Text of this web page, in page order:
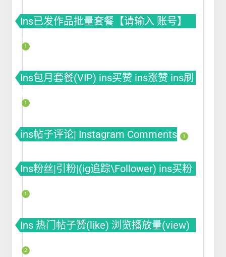
Ins已发作品批量套餐【请输入 账号】
套餐(VIP) ins买赞 ins涨赞 ins刷赞
1
Ins包月套餐(VIP) ins买赞 ins涨赞 ins刷
赞
1
ins帖子评论| Instagram Comments 1
Ins粉丝|引粉|(ig追踪\Follower) ins买粉
1
Ins 热门帖子赞(like) 浏览播放量(view)
曝光(impression)
2